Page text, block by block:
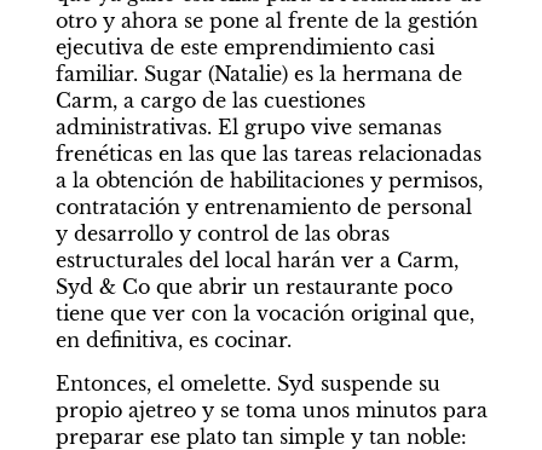
otro y ahora se pone al frente de la gestión
ejecutiva de este emprendimiento casi
familiar. Sugar (Natalie) es la hermana de
Carm, a cargo de las cuestiones
administrativas. El grupo vive semanas
frenéticas en las que las tareas relacionadas
a la obtención de habilitaciones y permisos,
contratación y entrenamiento de personal
y desarrollo y control de las obras
estructurales del local harán ver a Carm,
Syd & Co que abrir un restaurante poco
tiene que ver con la vocación original que,
en definitiva, es cocinar.
Entonces, el omelette. Syd suspende su
propio ajetreo y se toma unos minutos para
preparar ese plato tan simple y tan noble: